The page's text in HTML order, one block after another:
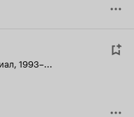
1993–...